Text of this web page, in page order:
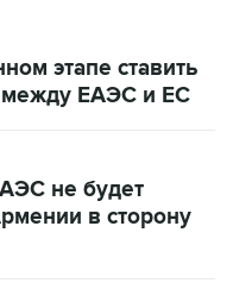
этапе ставить
ЕАЭС и ЕС
не будет
в сторону